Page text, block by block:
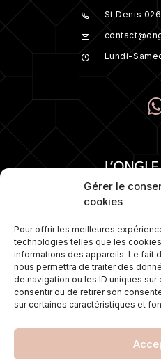
Gérer le
cookies
Pour offrir les meilleures
technologies telles que les
informations des appareils. Le fait
nous permettra de traiter des
de navigation ou les ID uniques
consentir ou de retirer son
sur certaines caractéristiques et
St Denis
Lundi-
Numéro 1 depuis
pose d’ongles.
également une
mesure et
meilleures